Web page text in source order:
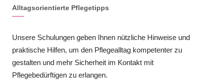
Alltagsorientierte Pflegetipps
Unsere Schulungen geben Ihnen nützliche Hinweise und
praktische Hilfen, um den Pflegealltag kompetenter zu
gestalten und mehr Sicherheit im Kontakt mit
Pflegebedürftigen zu erlangen.